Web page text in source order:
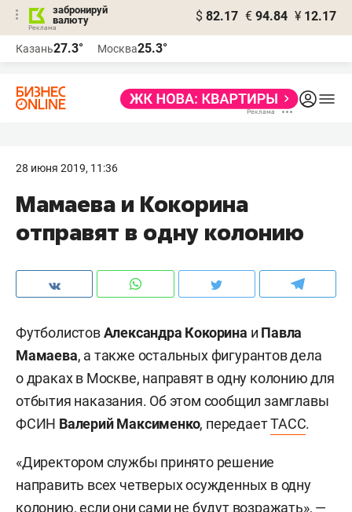
забронируй
валюту
$ 82.17 € 94.84 ¥ 12.17
Казань27.3° Москва25.3°
28 июня 2019, 11:36
Мамаева и Кокорина
отправят в одну колонию
ФутболистовАлександра Кокорина и Павла
Мамаева, а также остальных фигурантов дела
о драках в Москве, направят в одну колонию для
отбытия наказания. Об этом сообщил замглавы
ФСИН Валерий Максименко, передаетТАСС.
«Директором службы принято решение
направить всех четверых осужденных в одну
колонию, если они сами не будут возражать», —